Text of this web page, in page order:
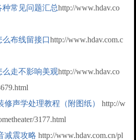
种常见问题汇总http://www.hdav.co
么布线留接口http://www.hdav.com.c
么走不影响美观http://www.hdav.co
修声学处理教程（附图纸）
http://w
3177.html
减震攻略 http://www.hdav.com.cn/pl